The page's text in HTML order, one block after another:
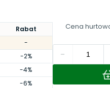
Rabat
-
-2%
-4%
-6%
Cena